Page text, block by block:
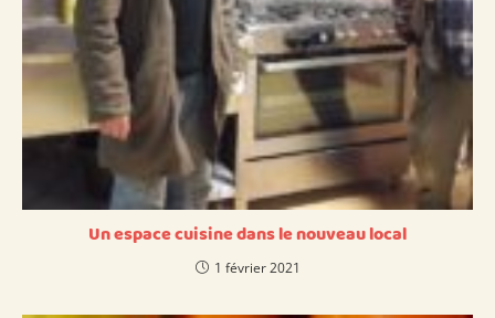
Un espace cuisine dans le nouveau local
1 février 2021